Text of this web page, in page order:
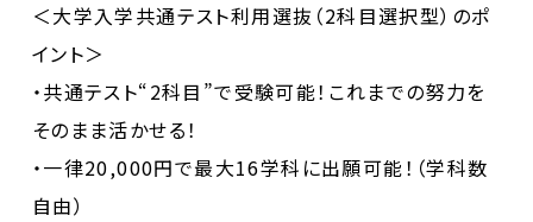
＜大学入学共通テスト利用選抜（2科目選択型）のポ
イント＞
・共通テスト“2科目”で受験可能！これまでの努力を
そのまま活かせる！
・一律20,000円で最大16学科に出願可能！（学科数
自由）